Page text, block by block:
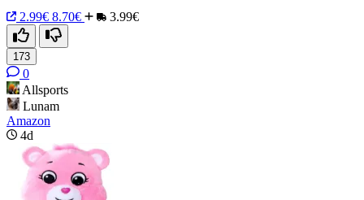
2.99€ 8.70€ 3.99€
173
0
Allsports
Lunam
Amazon
4d